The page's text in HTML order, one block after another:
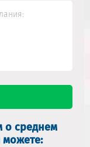
о среднем
можете: